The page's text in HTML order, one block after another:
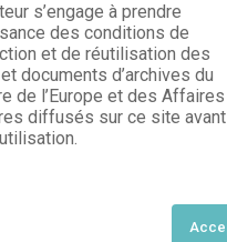
s’engage à prendre
des conditions de
et de réutilisation des
documents d’archives du
de l’Europe et des Affaires
diffusés sur ce site avant